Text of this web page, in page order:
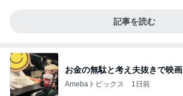
記事を読む
お金の無駄と考え夫抜きで映画
Amebaトピックス 1日前